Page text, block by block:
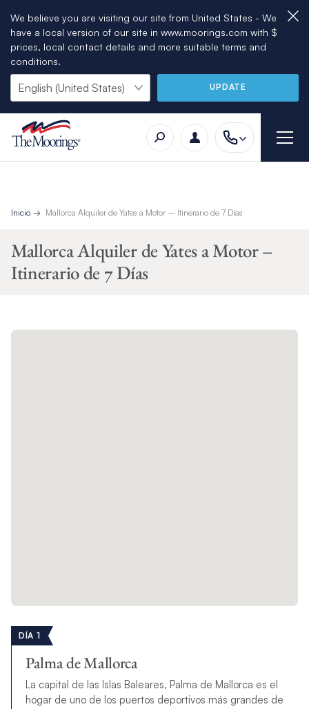
We believe you are visiting our site from United States - We
have a local version of our site in www.moorings.com with $
prices, local contact details and more suitable terms and
conditions.
UPDATE
Inicio Mallorca Alquiler de Yates a Motor – Itinerario de 7 Días
Mallorca Alquiler de Yates a Motor –
Itinerario de 7 Días
DÍA 1
Palma de Mallorca
La capital de las Islas Baleares, Palma de Mallorca es el
hogar de uno de los puertos deportivos más grandes de